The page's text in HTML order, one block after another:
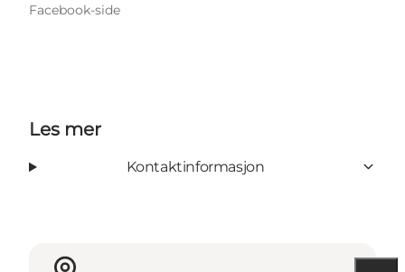
Facebook-side
Les mer
Kontaktinformasjon